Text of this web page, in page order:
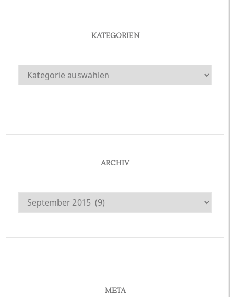
KATEGORIEN
Kategorien
ARCHIV
Archiv
META